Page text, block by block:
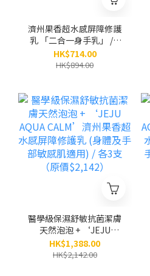
濟州果香超水感屏障修護
乳 「二合一身手乳」 / 3
支（原價：$894）
HK$714.00
HK$894.00
醫學級保濕舒敏抗菌潔膚
天然泡泡 + ‘JEJU
AQUA CALM’濟州果香
超水感屏障修護乳 (身體
HK$1,388.00
HK$2,142.00